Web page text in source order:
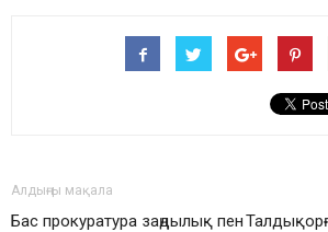
Алдыңғы мақала
Бас прокуратура заңдылық пен